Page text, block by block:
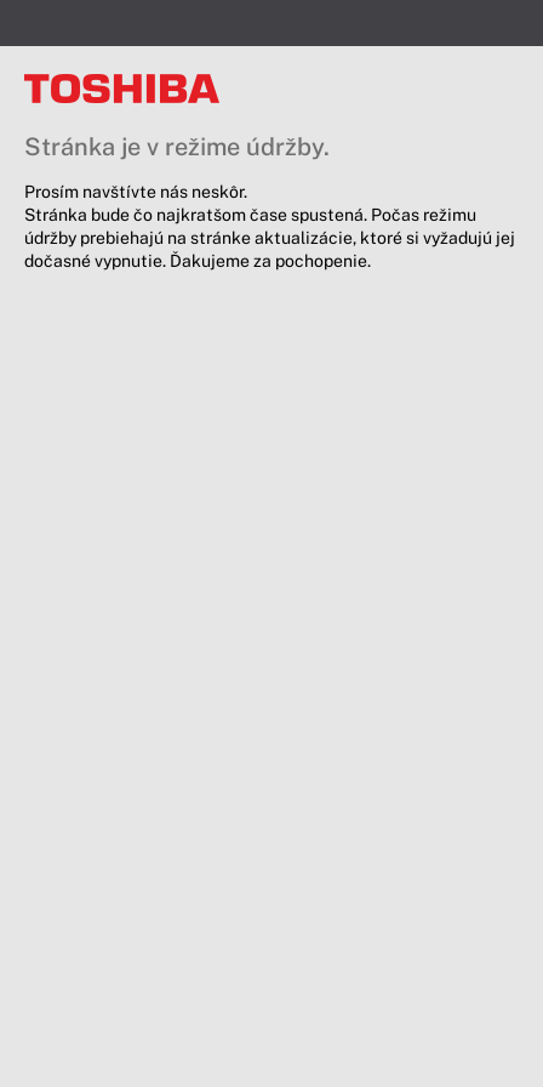
Stránka je v režime údržby.
Prosím navštívte nás neskôr.
Stránka bude čo najkratšom čase spustená. Počas režimu
údržby prebiehajú na stránke aktualizácie, ktoré si vyžadujú jej
dočasné vypnutie. Ďakujeme za pochopenie.